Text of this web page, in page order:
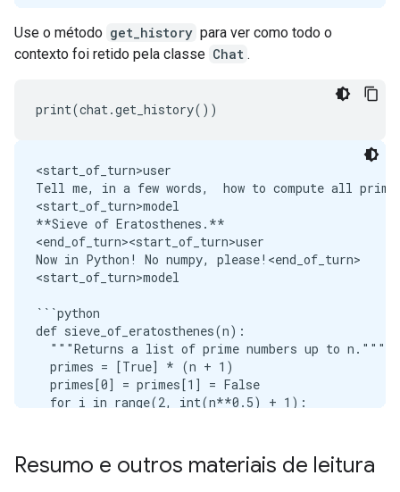
Use o método get_history para ver como todo o
contexto foi retido pela classe Chat .
<start_of_turn>user
Tell me, in a few words,  how to compute all prime
<start_of_turn>model
**Sieve of Eratosthenes.**
<end_of_turn><start_of_turn>user
Now in Python! No numpy, please!<end_of_turn>
<start_of_turn>model
```python
def sieve_of_eratosthenes(n):
  """Returns a list of prime numbers up to n."""
  primes = [True] * (n + 1)
  primes[0] = primes[1] = False
  for i in range(2, int(n**0.5) + 1):
        primes[j] = False
return [i for i, is_prime in enumerate(primes)
Resumo e outros materiais de leitura